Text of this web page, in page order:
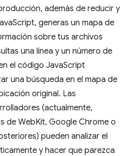
además de reducir y
generas un mapa de
sobre tus archivos
una línea y un número de
el código JavaScript
una búsqueda en el mapa de
original. Las
(actualmente,
de WebKit, Google Chrome o
pueden analizar el
y hacer que parezca